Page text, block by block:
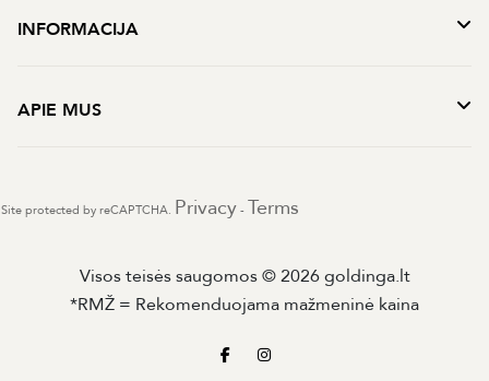
INFORMACIJA
APIE MUS
Site protected by reCAPTCHA. Privacy - Terms
Visos teisės saugomos © 2026 goldinga.lt
*RMŽ = Rekomenduojama mažmeninė kaina